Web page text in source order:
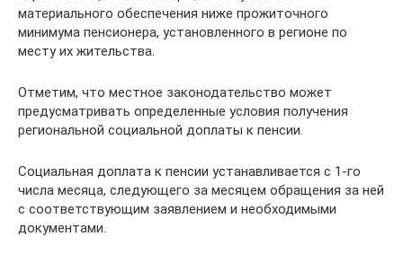
материального обеспечения ниже прожиточного
минимума пенсионера, установленного в регионе по
месту их жительства.
Отметим, что местное законодательство может
предусматривать определенные условия получения
региональной социальной доплаты к пенсии.
Социальная доплата к пенсии устанавливается с 1-го
числа месяца, следующего за месяцем обращения за ней
с соответствующим заявлением и необходимыми
документами.